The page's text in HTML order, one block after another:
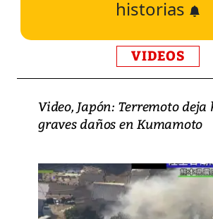
historias
VIDEOS
Video, Japón: Terremoto deja
graves daños en Kumamoto